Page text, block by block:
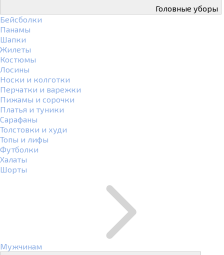
Головные уборы
Бейсболки
Панамы
Шапки
Жилеты
Костюмы
Лосины
Носки и колготки
Перчатки и варежки
Пижамы и сорочки
Платья и туники
Сарафаны
Толстовки и худи
Топы и лифы
Футболки
Халаты
Шорты
Мужчинам